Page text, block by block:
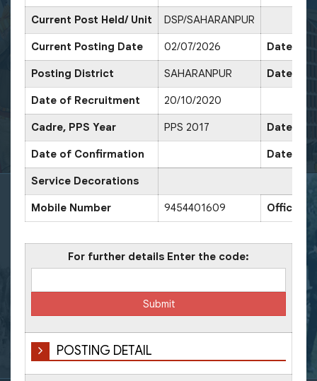
Current Post Held/ Unit DSP/SAHARANPUR
Current Posting Date 02/07/2026 Date of
Posting District SAHARANPUR Date of
Date of Recruitment 20/10/2020
Cadre, PPS Year PPS 2017 Date of
Date of Confirmation Date of
Service Decorations
Mobile Number 9454401609 Office
For further details Enter the code:
POSTING DETAIL